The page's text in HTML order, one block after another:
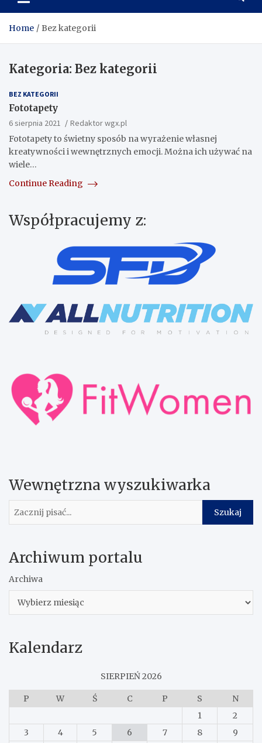
wskazówek o siłowni,
odżywkach i suplementacji
Home Bez kategorii
Kategoria: Bez kategorii
BEZ KATEGORII
Fototapety
6 sierpnia 2021
Redaktor wgx.pl
Fototapety to świetny sposób na wyrażenie własnej
kreatywności i wewnętrznych emocji. Można ich używać na
wiele…
Continue Reading
Współpracujemy z:
Wewnętrzna wyszukiwarka
Szukaj
Archiwum portalu
Archiwa
Kalendarz
SIERPIEŃ 2026
P W Ś C P S
N
1
2
3
4 5 6 7 8
9